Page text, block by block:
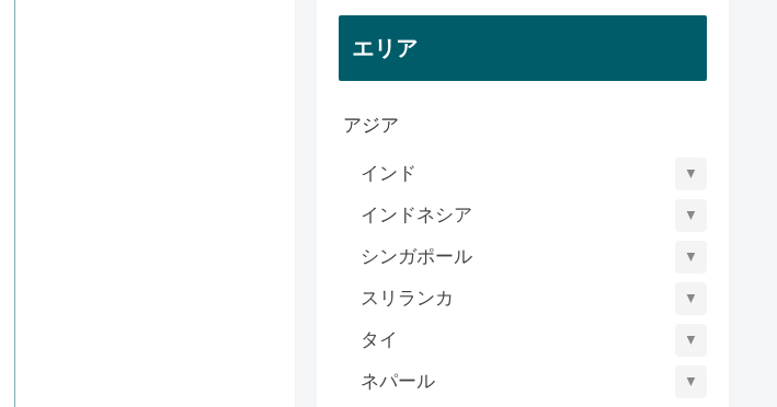
エリア
アジア
インド ▼
インドネシア ▼
シンガポール ▼
スリランカ ▼
タイ ▼
ネパール ▼